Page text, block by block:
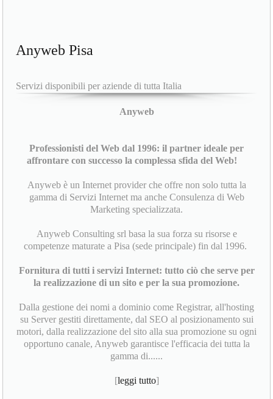
Anyweb Pisa
Servizi disponibili per aziende di tutta Italia
Anyweb
Professionisti del Web dal 1996: il partner ideale per
affrontare con successo la complessa sfida del Web!
Anyweb è un Internet provider che offre non solo tutta la
gamma di Servizi Internet ma anche Consulenza di Web
Marketing specializzata.
Anyweb Consulting srl basa la sua forza su risorse e
competenze maturate a Pisa (sede principale) fin dal 1996.
Fornitura di tutti i servizi Internet: tutto ciò che serve per
la realizzazione di un sito e per la sua promozione.
Dalla gestione dei nomi a dominio come Registrar, all'hosting
su Server gestiti direttamente, dal SEO al posizionamento sui
motori, dalla realizzazione del sito alla sua promozione su ogni
opportuno canale, Anyweb garantisce l'efficacia dei tutta la
gamma di......
[leggi tutto]